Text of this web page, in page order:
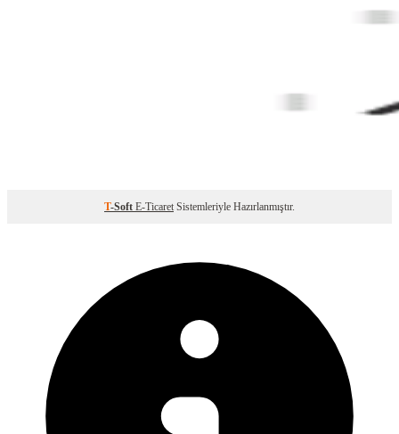
T-Soft E-Ticaret Sistemleriyle Hazırlanmıştır.